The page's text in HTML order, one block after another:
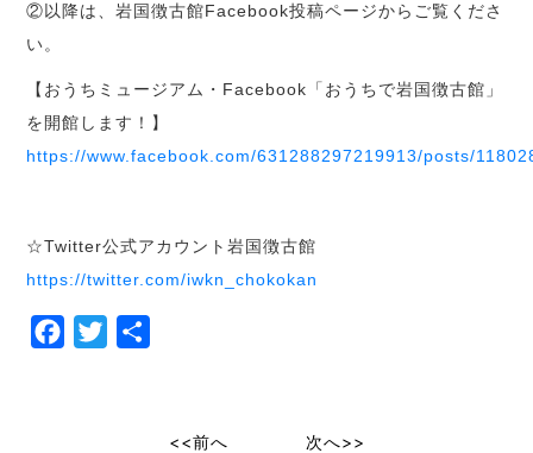
②以降は、岩国徴古館Facebook投稿ページからご覧くださ
い。
【おうちミュージアム・Facebook「おうちで岩国徴古館」
を開館します！】
https://www.facebook.com/631288297219913/posts/
☆Twitter公式アカウント岩国徴古館
https://twitter.com/iwkn_chokokan
Facebook
Twitter
<<前へ 次へ>>